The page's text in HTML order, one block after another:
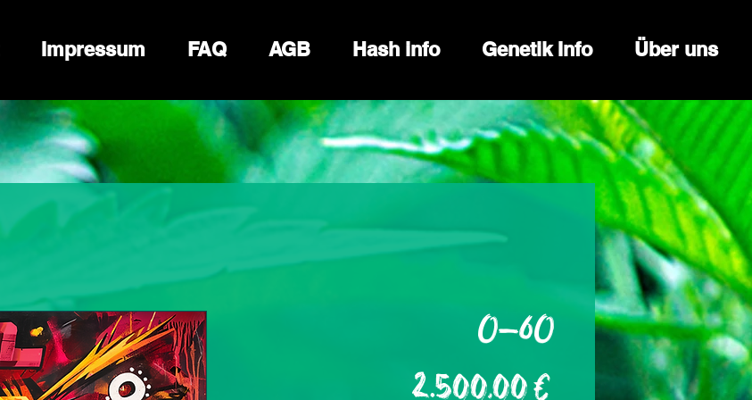
Impressum FAQ AGB Hash info Genetik Info Über uns
0-60
2.500,00 €Preis